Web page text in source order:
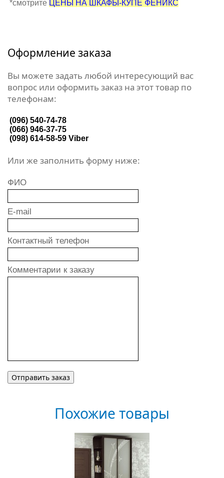
*смотрите ЦЕНЫ НА ШКАФЫ-КУПЕ ФЕНИКС
Оформление заказа
Вы можете задать любой интересующий вас
вопрос или оформить заказ на этот товар по
телефонам:
(096) 540-74-78
(066) 946-37-75
(098) 614-58-59 Viber
Или же заполнить форму ниже:
ФИО
E-mail
Контактный телефон
Комментарии к заказу
Похожие товары